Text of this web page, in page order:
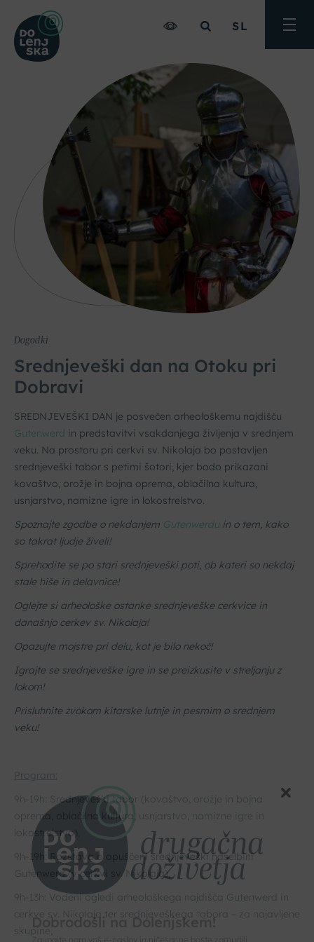
SL
Dogodki
Srednjeveški dan na Otoku pri
Dobravi
SREDNJEVEŠKI DAN je posvečen arheološkemu najdišču
Gutenwerd in predstavitvi vsakdanjega življenja v srednjem
veku. Na prostoru pri cerkvi sv. Nikolaja bo postavljen
srednjeveški tabor s petimi šotori, kjer bodo prikazani
kovaštvo, orožje in bojna oprema, oblačilna kultura,
usnjarstvo, namizne igre in lokostrelstvo.
Spoznajte zgodbe o nekdanjem Gutenwerduin o tem, kako
so takrat ljudje živeli!
Sprehodite se po stari srednjeveški poti, ob kateri so nekdaj
stale hiše in delavnice!
Oglejte si arheološke ostanke srednjeveške cerkvice in
današnjo cerkev sv. Nikolaja!
Opazujte mojstre pri delu, kot je bilo nekoč!
Igrajte se srednjeveške igre in se preizkusite v streljanju z
lokom!
Prisluhnite zvokom kitarske lutnje in pesmim o srednjem
veku!
9h-19h: Srednjeveški tabor (kovaštvo, orožje in bojna
oprema, oblačilna kultura, usnjarstvo, namizne igre in
lokostrelstvo),
9h-19h: Razstava o opuščeni srednjeveški naselbini
Gutenwerd (v cerkvi sv. Nikolaja),
9h-13h: Vodeni ogledi arheološkega najdišča Gutenwerd in
cerkve sv. Nikolaja ter srednjeveškega tabora – za najavljene